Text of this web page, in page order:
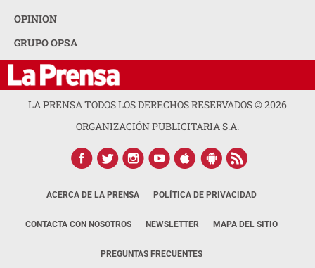
OPINION
GRUPO OPSA
LA PRENSA TODOS LOS DERECHOS RESERVADOS ©2026
ORGANIZACIÓN PUBLICITARIA S.A.
ACERCA DE LA PRENSA POLÍTICA DE PRIVACIDAD
CONTACTA CON NOSOTROS NEWSLETTER MAPA DEL SITIO
PREGUNTAS FRECUENTES